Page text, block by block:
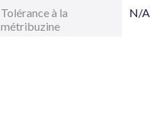
Tolérance à la
métribuzine
N/A